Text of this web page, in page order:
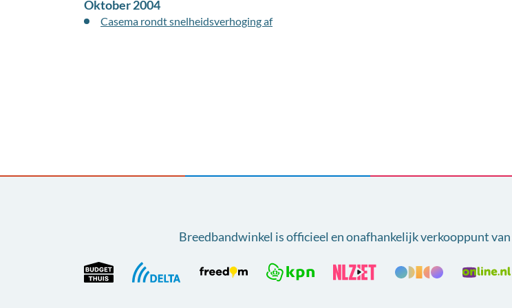
Oktober 2004
Casema rondt snelheidsverhoging af
Breedbandwinkel is officieel en onafhankelijk verkooppunt van